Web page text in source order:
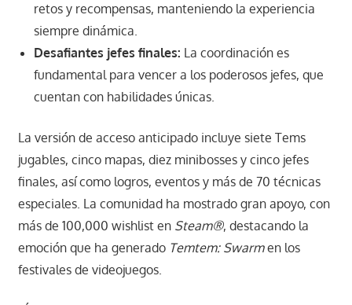
retos y recompensas, manteniendo la experiencia
siempre dinámica.
Desafiantes jefes finales: La coordinación es
fundamental para vencer a los poderosos jefes, que
cuentan con habilidades únicas.
La versión de acceso anticipado incluye siete Tems
jugables, cinco mapas, diez minibosses y cinco jefes
finales, así como logros, eventos y más de 70 técnicas
especiales. La comunidad ha mostrado gran apoyo, con
más de 100,000 wishlist en Steam®, destacando la
emoción que ha generado Temtem: Swarmen los
festivales de videojuegos.